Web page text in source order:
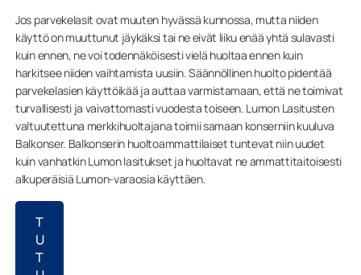
Jos parvekelasit ovat muuten hyvässä kunnossa, mutta niiden
käyttö on muuttunut jäykäksi tai ne eivät liiku enää yhtä sulavasti
kuin ennen, ne voi todennäköisesti vielä huoltaa ennen kuin
harkitsee niiden vaihtamista uusiin. Säännöllinen huolto pidentää
parvekelasien käyttöikää ja auttaa varmistamaan, että ne toimivat
turvallisesti ja vaivattomasti vuodesta toiseen. Lumon Lasitusten
valtuutettuna merkkihuoltajana toimii samaan konserniin kuuluva
Balkonser. Balkonserin huoltoammattilaiset tuntevat niin uudet
kuin vanhatkin Lumon lasitukset ja huoltavat ne ammattitaitoisesti
alkuperäisiä Lumon-varaosia käyttäen.
T
U
T